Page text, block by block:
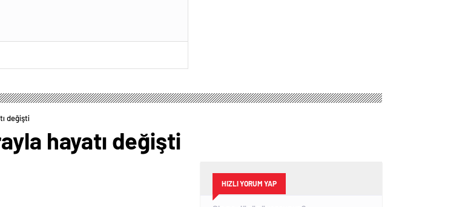
değişti
hayatı değişti
HIZLI YORUM YAP